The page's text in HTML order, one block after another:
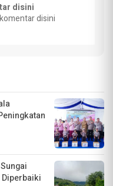
disini
disini